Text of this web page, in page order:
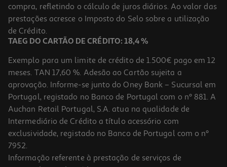
15.99 €/un
15,99 €
compra, refletindo o cálculo de juros diários. Ao valor das
prestações acresce o Imposto do Selo sobre a utilização
de Crédito.
TAEG DO CARTÃO DE CRÉDITO: 18,4 %
Exemplo para um limite de crédito de 1.500€ pago em 12
meses. TAN 17,60 %. Adesão ao Cartão sujeita a
aprovação. Informe-se junto do Oney Bank – Sucursal em
Portugal, registado no Banco de Portugal com o nº 881. A
Auchan Retail Portugal, S.A. atua na qualidade de
Intermediário de Crédito a título acessório com
exclusividade, registado no Banco de Portugal com o nº
7952.
Informação referente à prestação de serviços de